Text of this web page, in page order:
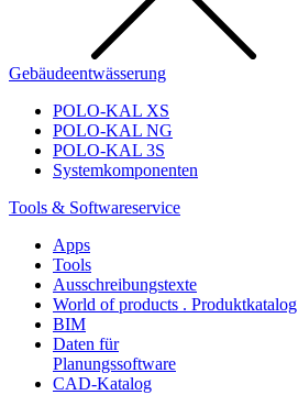
Gebäudeentwässerung
POLO-KAL XS
POLO-KAL NG
POLO-KAL 3S
Systemkomponenten
Tools & Softwareservice
Apps
Tools
Ausschreibungstexte
World of products . Produktkatalog
BIM
Daten für
Planungssoftware
CAD-Katalog